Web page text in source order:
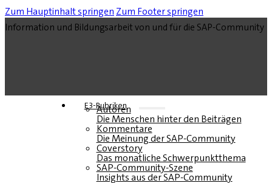
Zum Hauptinhalt springen Zum Footer springen
Information und Bildungsarbeit von und für die SAP-Community
E3-Rubriken
Autoren
Die Menschen hinter den Beiträgen
Kommentare
Die Meinung der SAP-Community
Coverstory
Das monatliche Schwerpunktthema
SAP-Community-Szene
Insights aus der SAP-Community